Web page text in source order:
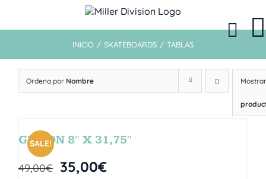
INICIO / SKATEBOARDS / TABLAS
Ordena por Nombre
SALE!
GIBSON 8″ X 31,75″
49,00€ 35,00€